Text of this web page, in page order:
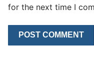
for the next time I